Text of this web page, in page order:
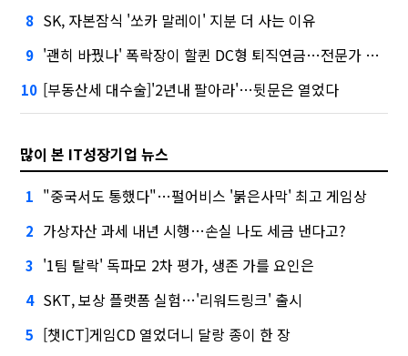
8 SK, 자본잠식 '쏘카 말레이' 지분 더 사는 이유
9 '괜히 바꿨나' 폭락장이 할퀸 DC형 퇴직연금…전문가 조언은
10 [부동산세 대수술]'2년내 팔아라'…뒷문은 열었다
많이 본 IT성장기업 뉴스
1 "중국서도 통했다"…펄어비스 '붉은사막' 최고 게임상
2 가상자산 과세 내년 시행…손실 나도 세금 낸다고?
3 '1팀 탈락' 독파모 2차 평가, 생존 가를 요인은
4 SKT, 보상 플랫폼 실험…'리워드링크' 출시
5 [챗ICT]게임CD 열었더니 달랑 종이 한 장